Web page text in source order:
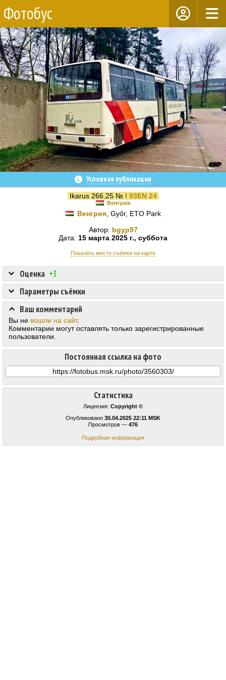
Фотобус
Условная публикация
Ikarus 266.25 № I 93EN 24
Венгрия
Венгрия, Győr, ETO Park
Автор: bgyp97
Дата: 15 марта 2025 г., суббота
Показать место съёмки на карте
Статистика
Лицензия: Copyright ©
Опубликовано 30.04.2025 22:11 MSK
Просмотров — 476
Подробная информация
Оценка +3
Постоянная ссылка на фото
Параметры съёмки
Ваш комментарий
Вы не вошли на сайт.
Комментарии могут оставлять только зарегистрированные
пользователи.